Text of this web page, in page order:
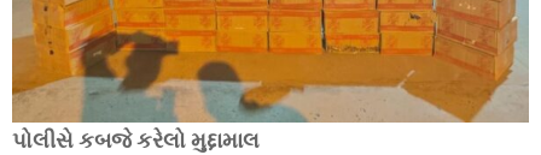
પોલીસે કબજે કરેલો મુદ્દામાલ